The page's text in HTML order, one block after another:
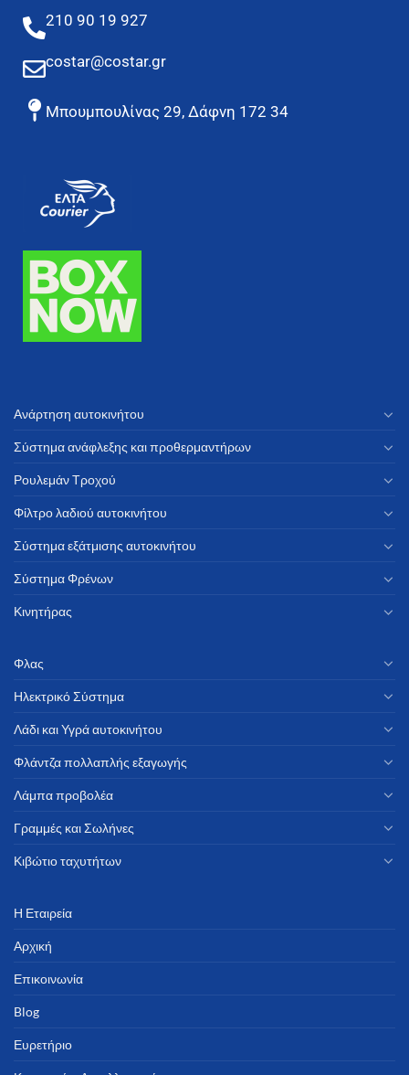
210 90 19 927
costar@costar.gr
Μπουμπουλίνας 29, Δάφνη 172 34
Ανάρτηση αυτοκινήτου
Σύστημα ανάφλεξης και προθερμαντήρων
Ρουλεμάν Τροχού
Φίλτρο λαδιού αυτοκινήτου
Σύστημα εξάτμισης αυτοκινήτου
Σύστημα Φρένων
Κινητήρας
Φλας
Ηλεκτρικό Σύστημα
Λάδι και Υγρά αυτοκινήτου
Φλάντζα πολλαπλής εξαγωγής
Λάμπα προβολέα
Γραμμές και Σωλήνες
Κιβώτιο ταχυτήτων
Η Εταιρεία
Αρχική
Επικοινωνία
Blog
Ευρετήριο